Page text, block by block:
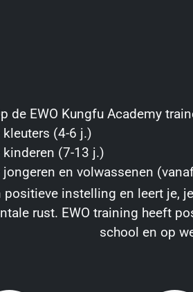
de EWO Kungfu Academy
kleuters (4-6 j.)
kinderen (7-13 j.)
jongeren en volwassenen
positieve instelling en leert je,
rust. EWO training heeft
school en op